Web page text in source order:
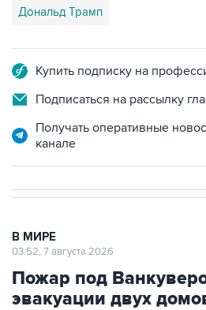
Дональд Трамп
Купить подписку на
Подписаться на рассылку
Получать оперативные
канале
В МИРЕ
03:52, 7 августа 2026
Пожар под
эвакуации двух